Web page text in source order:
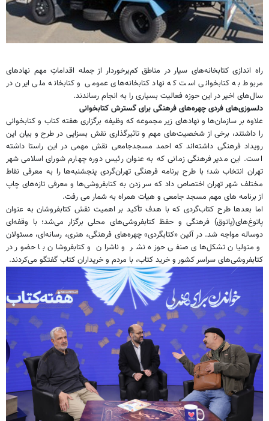
راه اندازی کتابخانه‌های سیار در مناطق کم‌برخوردار از جمله اقداماتِ مهم نهادهای
مربوط به کتابخوانی است که نهاد کتابخانه‌های عمومی و کتابخانه ملی ایرن در
سال‌های اخیر در این حوزه فعالیت بسیاری را به انجام رساندند.
دلسوزی‌های فردی چهره‌های فرهنگی برای گسترش کتابخوانی
علاوه بر سازمان‌ها و نهادهای زیر مجموعه که وظیفه برگزاری هفته کتاب و کتابخوانی
را داشتند، برخی از شخصیت‌های مهم و تاثیرگذاری نقش بسزایی در طرح و بیان این
رویداد فرهنگی داشته‌اند که احمد مسجدجامعی نقش مهمی در این راستا داشته
است. این مدیر فرهنگی زمانی که به عنوان رئیس دوره چهارم شورای اسلامی شهر
تهران انتخاب شد؛ با طرح برنامه فرهنگی تهران‌گردی پنجشنبه‌ها را به معرفی نقاط
مختلف شهر تهران اختصاص داد که سر زدن به کتابفروشی‌ها و معرفی تازه‎‌های چاپ
از برنامه های مهم مسجد جامعی و هیات همراه به شمار می رفت.
اما بعدها طرح کتاب‌گردی که با هدف تأکید بر اهمیت نقش کتابفروشان به عنوان
پاتوغ‌های(پاتوق) فرهنگی و حفظ کتابفروشی‌های محلی برگزار می‌شد؛ با وقفه‌ای
دوساله مواجه شد. در آئین «کتابگردی» چهره‌های فرهنگی، هنری، رسانه‌ای، مسئولان
و متولیان تشکل‌های صنفی حوزه نشر و ناشران و کتابفروشان با حضور در
کتاب‏فروشی‌‏های سراسر کشور و خرید کتاب، با مردم و خریداران کتاب گفتگو می‌کردند.